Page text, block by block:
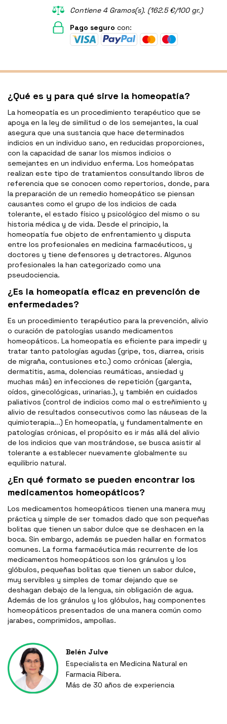
Contiene 4 Gramos(s). (162.5 €/100 gr.)
Pago seguro con:
¿Qué es y para qué sirve la homeopatía?
La homeopatía es un procedimiento terapéutico que se
apoya en la ley de similitud o de los semejantes, la cual
asegura que una sustancia que hace determinados
indicios en un individuo sano, en reducidas proporciones,
con la capacidad de sanar los mismos indicios o
semejantes en un individuo enferma. Los homeópatas
realizan este tipo de tratamientos consultando libros de
referencia que se conocen como repertorios, donde, para
la preparación de un remedio homeopático se piensan
causantes como el grupo de los indicios de cada
tolerante, el estado físico y psicológico del mismo o su
historia médica y de vida. Desde el principio, la
homeopatía fue objeto de enfrentamiento y disputa
entre los profesionales en medicina farmacéuticos, y
doctores y tiene defensores y detractores. Algunos
profesionales la han categorizado como una
pseudociencia.
¿Es la homeopatía eficaz en prevención de
enfermedades?
Es un procedimiento terapéutico para la prevención, alivio
o curación de patologías usando medicamentos
homeopáticos. La homeopatía es eficiente para impedir y
tratar tanto patologías agudas (gripe, tos, diarrea, crisis
de migraña, contusiones etc.) como crónicas (alergia,
dermatitis, asma, dolencias reumáticas, ansiedad y
muchas más) en infecciones de repetición (garganta,
oídos, ginecológicas, urinarias.), y también en cuidados
paliativos (control de indicios como mal o estreñimiento y
alivio de resultados consecutivos como las náuseas de la
quimioterapia...) En homeopatía, y fundamentalmente en
patologías crónicas, el propósito es ir más allá del alivio
de los indicios que van mostrándose, se busca asistir al
tolerante a establecer nuevamente globalmente su
equilibrio natural.
¿En qué formato se pueden encontrar los
medicamentos homeopáticos?
Los medicamentos homeopáticos tienen una manera muy
práctica y simple de ser tomados dado que son pequeñas
bolitas que tienen un sabor dulce que se deshacen en la
boca. Sin embargo, además se pueden hallar en formatos
comunes. La forma farmacéutica más recurrente de los
medicamentos homeopáticos son los gránulos y los
glóbulos, pequeñas bolitas que tienen un sabor dulce,
muy servibles y simples de tomar dejando que se
deshagan debajo de la lengua, sin obligación de agua.
Además de los gránulos y los glóbulos, hay componentes
homeopáticos presentados de una manera común como
jarabes, comprimidos, ampollas.
Belén Julve
Especialista en Medicina Natural en
Farmacia Ribera.
Más de 30 años de experiencia